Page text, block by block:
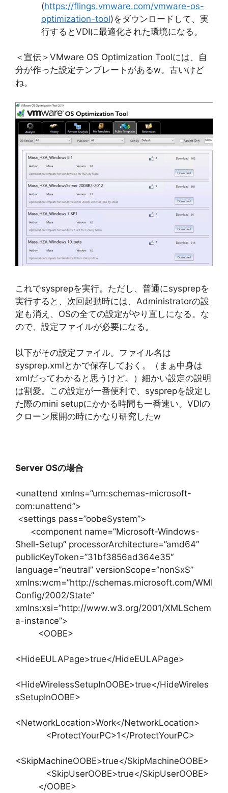
(https://flings.vmware.com/vmware-os-
optimization-tool)をダウンロードして、実
行するとVDIに最適化された環境になる。
＜宣伝＞VMware OS Optimization Toolには、自
分が作った設定テンプレートがあるw。古いけど
ね。
これでsysprepを実行。ただし、普通にsysprepを
実行すると、次回起動時には、Administratorの設
定も消え、OSの全ての設定がやり直しになる。な
ので、設定ファイルが必要になる。
以下がその設定ファイル。ファイル名は
sysprep.xmlとかで保存しておく。（まぁ中身は
xmlだってわかると思うけど。）細かい設定の説明
は割愛。この設定が一番便利で、sysprepを設定し
た際のmini setupにかかる時間も一番速い。VDIの
クローン展開の時にかなり研究したw
Server OSの場合
<unattend xmlns=”urn:schemas-microsoft-
com:unattend”>
<settings pass=”oobeSystem”>
<component name=”Microsoft-Windows-
Shell-Setup” processorArchitecture=”amd64″
publicKeyToken=”31bf3856ad364e35″
language=”neutral” versionScope=”nonSxS”
xmlns:wcm=”http://schemas.microsoft.com/WMI
Config/2002/State”
xmlns:xsi=”http://www.w3.org/2001/XMLSchem
a-instance”>
<OOBE>
<HideEULAPage>true</HideEULAPage>
<HideWirelessSetupInOOBE>true</HideWireles
sSetupInOOBE>
<NetworkLocation>Work</NetworkLocation>
<ProtectYourPC>1</ProtectYourPC>
<SkipMachineOOBE>true</SkipMachineOOBE>
<SkipUserOOBE>true</SkipUserOOBE>
</OOBE>